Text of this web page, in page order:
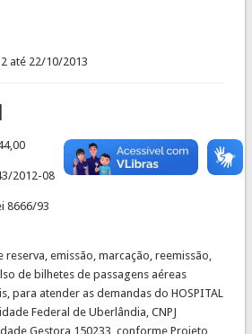
até 22/10/2013
2012-08
8666/93
reserva, emissão, marcação, reemissão,
de bilhetes de passagens aéreas
para atender as demandas do HOSPITAL
Federal de Uberlândia, CNPJ
Gestora 150233, conforme Projeto